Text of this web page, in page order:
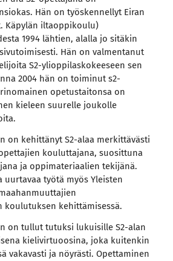
Hän on työskennellyt Eiran
Käpylän iltaoppikoulu)
1994 lähtien, alalla jo sitäkin
Hän on valmentanut
S2-ylioppilaskokeeseen sen
2004 hän on toiminut s2-
opetustaitonsa on
kieleen suurelle joukolle
on kehittänyt S2-alaa merkittävästi
kouluttajana, suosittuna
ja oppimateriaalien tekijänä.
uurtavaa työtä myös Yleisten
kehittämisessä.
on tullut tutuksi lukuisille S2-alan
kielivirtuoosina, joka kuitenkin
vakavasti ja nöyrästi. Opettaminen